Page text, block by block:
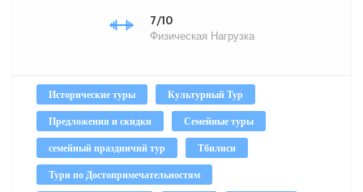
7/10
Физическая Нагрузка
Исторические туры Культурный Тур
Предложения и скидки Семейные туры
семейный праздничнй тур Тбилиси
Тури по Достопримечательностям